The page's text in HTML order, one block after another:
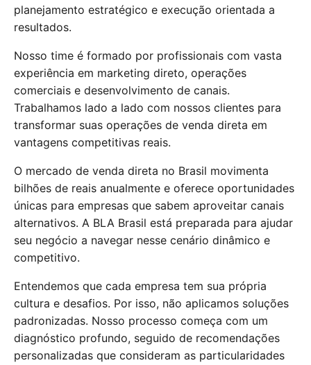
planejamento estratégico e execução orientada a
resultados.
Nosso time é formado por profissionais com vasta
experiência em marketing direto, operações
comerciais e desenvolvimento de canais.
Trabalhamos lado a lado com nossos clientes para
transformar suas operações de venda direta em
vantagens competitivas reais.
O mercado de venda direta no Brasil movimenta
bilhões de reais anualmente e oferece oportunidades
únicas para empresas que sabem aproveitar canais
alternativos. A BLA Brasil está preparada para ajudar
seu negócio a navegar nesse cenário dinâmico e
competitivo.
Entendemos que cada empresa tem sua própria
cultura e desafios. Por isso, não aplicamos soluções
padronizadas. Nosso processo começa com um
diagnóstico profundo, seguido de recomendações
personalizadas que consideram as particularidades